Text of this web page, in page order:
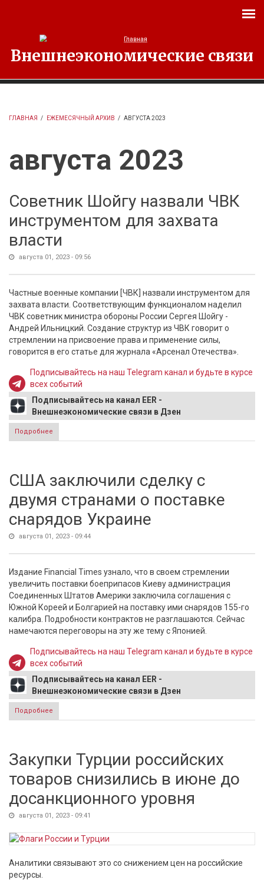
Внешнеэкономические связи
ГЛАВНАЯ / ЕЖЕМЕСЯЧНЫЙ АРХИВ / АВГУСТА 2023
августа 2023
Советник Шойгу назвали ЧВК
инструментом для захвата
власти
августа 01, 2023 - 09:56
Частные военные компании [ЧВК] назвали инструментом для
захвата власти. Соответствующим функционалом наделил
ЧВК советник министра обороны России Сергея Шойгу -
Андрей Ильницкий. Создание структур из ЧВК говорит о
стремлении на присвоение права и применение силы,
говорится в его статье для журнала «Арсенал Отечества».
Подписывайтесь на наш Telegram канал и будьте в курсе
всех событий
Подписывайтесь на канал EER -
Внешнеэкономические связи в Дзен
Подробнее
власти
США заключили сделку с
двумя странами о поставке
снарядов Украине
августа 01, 2023 - 09:44
Издание Financial Times узнало, что в своем стремлении
увеличить поставки боеприпасов Киеву администрация
Соединенных Штатов Америки заключила соглашения с
Южной Кореей и Болгарией на поставку ими снарядов 155-го
калибра. Подробности контрактов не разглашаются. Сейчас
намечаются переговоры на эту же тему с Японией.
Подписывайтесь на наш Telegram канал и будьте в курсе
всех событий
Подписывайтесь на канал EER -
Внешнеэкономические связи в Дзен
Подробнее
снарядов Украине
Закупки Турции российских
товаров снизились в июне до
досанкционного уровня
августа 01, 2023 - 09:41
Аналитики связывают это со снижением цен на российские
ресурсы.